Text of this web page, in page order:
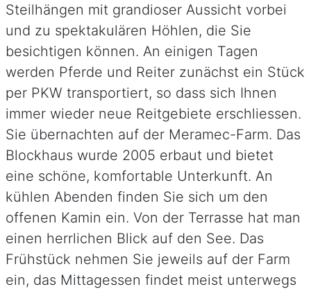
Steilhängen mit grandioser Aussicht vorbei
und zu spektakulären Höhlen, die Sie
besichtigen können. An einigen Tagen
werden Pferde und Reiter zunächst ein Stück
per PKW transportiert, so dass sich Ihnen
immer wieder neue Reitgebiete erschliessen.
Sie übernachten auf der Meramec-Farm. Das
Blockhaus wurde 2005 erbaut und bietet
eine schöne, komfortable Unterkunft. An
kühlen Abenden finden Sie sich um den
offenen Kamin ein. Von der Terrasse hat man
einen herrlichen Blick auf den See. Das
Frühstück nehmen Sie jeweils auf der Farm
ein, das Mittagessen findet meist unterwegs